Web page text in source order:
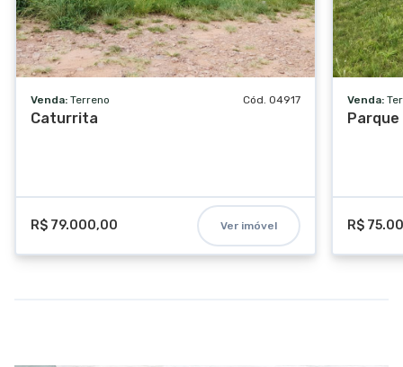
Venda: Terreno Cód. 04917
Caturrita
R$ 79.000,00 Ver imóvel
Venda:
Parque
R$